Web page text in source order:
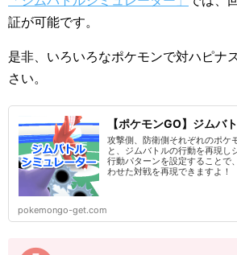
証が可能です。
是非、いろいろなポケモンで対ハピナ
さい。
【ポケモンGO】ジムバ
攻撃側、防衛側それぞれのポケ
と、ジムバトルの行動を再現し
行動パターンを設定することで
わせた対戦を再現できますよ！
pokemongo-get.com